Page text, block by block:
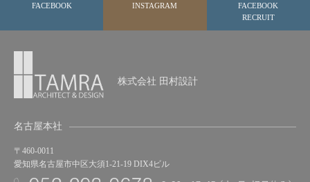
FACEBOOK INSTAGRAM
FACEBOOK
RECRUIT
株式会社 田村設計
名古屋本社
〒460-0011
愛知県名古屋市中区大須1-21-19 DIX4ビル